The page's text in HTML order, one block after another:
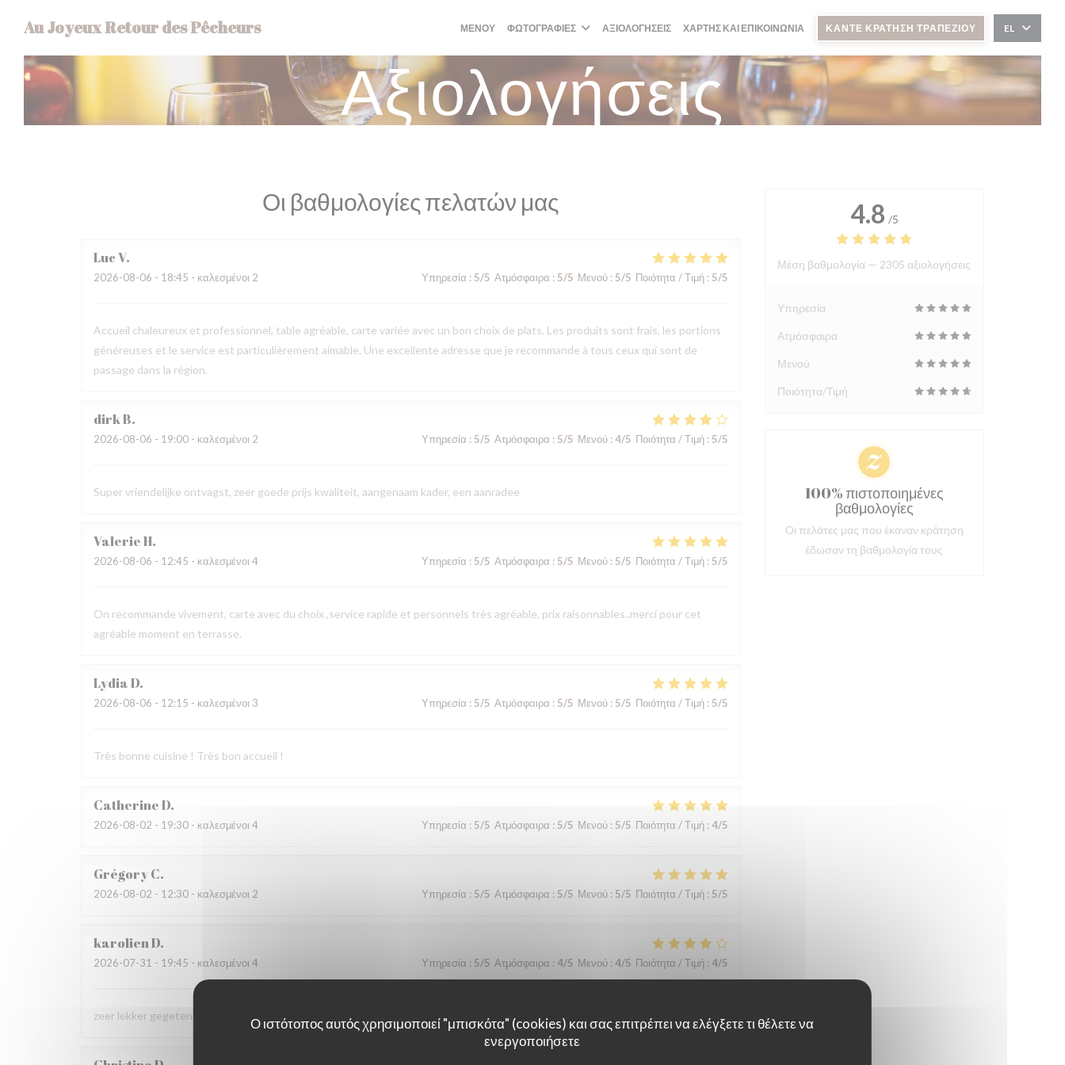
Ο ιστότοπος αυτός χρησιμοποιεί "μπισκότα" (cookies) και σας επιτρέπει να ελέγξετε τι θέλετε να
ενεργοποιήσετε
Au Joyeux Retour des Pêcheurs ΜΕΝΟΎ ΦΩΤΟΓΡΑΦΊΕΣ ΑΞΙΟΛΟΓΉΣΕΙΣ ΧΆΡΤΗΣ ΚΑΙ ΕΠΙΚΟΙΝΩΝΊΑ ΚΆΝΤΕ ΚΡΆΤΗΣΗ ΤΡΑΠΕΖΙΟΎ EL
Αξιολογήσεις
Οι βαθμολογίες πελατών μας
LucV
2026-08-06 - 18:45 - καλεσμένοι 2 Υπηρεσία : 5/5 Ατμόσφαιρα : 5/5 Μενού: 5/5 Ποιότητα / Τιμή: 5/5
Accueil chaleureux et professionnel, table agréable, carte variée avec un bon choix de plats. Les produits sont frais, les portions
généreuses et le service est particulièrement aimable. Une excellente adresse que je recommande à tous ceux qui sont de
passage dans la région.
dirkB
2026-08-06 - 19:00 - καλεσμένοι 2 Υπηρεσία : 5/5 Ατμόσφαιρα : 5/5 Μενού: 4/5 Ποιότητα / Τιμή: 5/5
Super vriendelijke ontvagst, zeer goede prijs kwaliteit, aangenaam kader, een aanradee
ValerieH
2026-08-06 - 12:45 - καλεσμένοι 4 Υπηρεσία : 5/5 Ατμόσφαιρα : 5/5 Μενού: 5/5 Ποιότητα / Τιμή: 5/5
On recommande vivement, carte avec du choix ,service rapide et personnels très agréable, prix raisonnables..merci pour cet
agréable moment en terrasse.
LydiaD
2026-08-06 - 12:15 - καλεσμένοι 3 Υπηρεσία : 5/5 Ατμόσφαιρα : 5/5 Μενού: 5/5 Ποιότητα / Τιμή: 5/5
Très bonne cuisine ! Très bon accueil !
CatherineD
2026-08-02 - 19:30 - καλεσμένοι 4 Υπηρεσία : 5/5 Ατμόσφαιρα : 5/5 Μενού: 5/5 Ποιότητα / Τιμή: 4/5
GrégoryC
2026-08-02 - 12:30 - καλεσμένοι 2 Υπηρεσία : 5/5 Ατμόσφαιρα : 5/5 Μενού: 5/5 Ποιότητα / Τιμή: 5/5
karolienD
2026-07-31 - 19:45 - καλεσμένοι 4 Υπηρεσία : 5/5 Ατμόσφαιρα : 4/5 Μενού: 4/5 Ποιότητα / Τιμή: 4/5
zeer lekker gegeten, zeer vriendelijke bediening
4.8 /5
Μέση βαθμολογία — 2305 αξιολογήσεις
Υπηρεσία
Ατμόσφαιρα
Μενού
Ποιότητα/Τιμή
100% πιστοποιημένες
βαθμολογίες
Οι πελάτες μας που έκαναν κράτηση
έδωσαν τη βαθμολογία τους